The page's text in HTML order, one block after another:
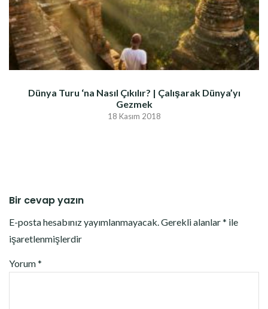
Dünya Turu ‘na Nasıl Çıkılır? | Çalışarak Dünya’yı
Gezmek
18 Kasım 2018
Bir cevap yazın
E-posta hesabınız yayımlanmayacak.Gerekli alanlar* ile
işaretlenmişlerdir
Yorum*